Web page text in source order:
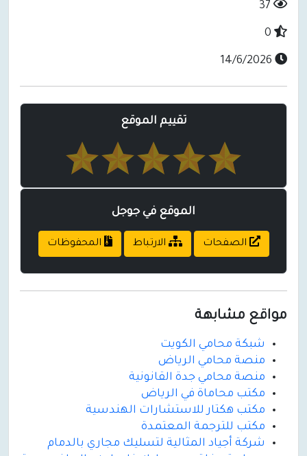
تقييم الموقع
الموقع في جوجل
الصفحات الارتباط المحفوظات
مواقع مشابهة
شبكة محامي الكويت
منصة محامي الرياض
منصة محامي جدة القانونية
مكتب محاماة في الرياض
مكتب هكتار للاستشارات الهندسية
مكتب للترجمة المعتمدة
شركة أجياد المثالية لتسليك مجاري بالدمام